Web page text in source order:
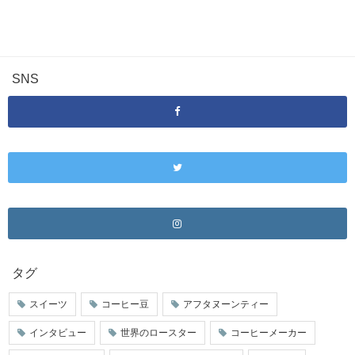
SNS
タグ
スイーツ コーヒー豆 アフタヌーンティー
インタビュー 世界のロースター コーヒーメーカー